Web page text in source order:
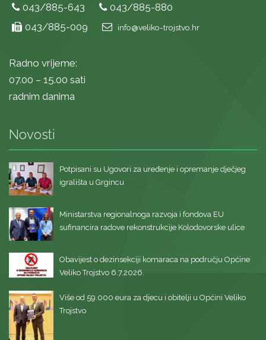
043/885-643
043/885-880
043/885-009
info@veliko-trojstvo.hr
Radno vrijeme:
07.00 – 15.00 sati
radnim danima
Novosti
Potpisani su Ugovori za uređenje i opremanje dječjeg
igrališta u Grgincu
Ministarstva regionalnoga razvoja i fondova EU
sufinancira radove rekonstrukcije Kolodovorske ulice
Obavijest o dezinsekciji komaraca na području Općine
Veliko Trojstvo 6.7.2026.
Više od 59.000 eura za djecu i obitelji u Općini Veliko
Trojstvo